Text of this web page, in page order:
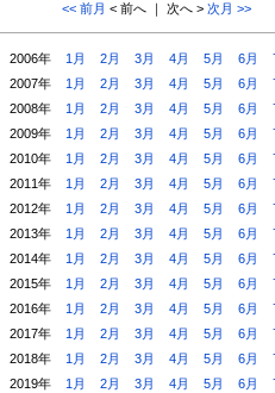
<< 前月 < 前へ ｜ 次へ > 次月 >>
2006年 1月 2月 3月 4月 5月 6月
2007年
1月 2月 3月 4月 5月 6月
2008年
1月 2月 3月 4月 5月 6月
2009年
1月 2月 3月 4月 5月 6月
2010年
1月 2月 3月 4月 5月 6月
2011年
1月 2月 3月 4月 5月 6月
2012年
1月 2月 3月 4月 5月 6月
2013年
1月 2月 3月 4月 5月 6月
2014年
1月 2月 3月 4月 5月 6月
2015年
1月 2月 3月 4月 5月 6月
2016年
1月 2月 3月 4月 5月 6月
2017年
1月 2月 3月 4月 5月 6月
2018年
1月 2月 3月 4月 5月 6月
2019年
1月 2月 3月 4月 5月 6月